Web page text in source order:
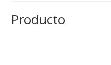
Producto